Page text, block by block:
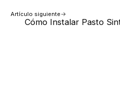
Artículo siguiente
Cómo Instalar Pasto